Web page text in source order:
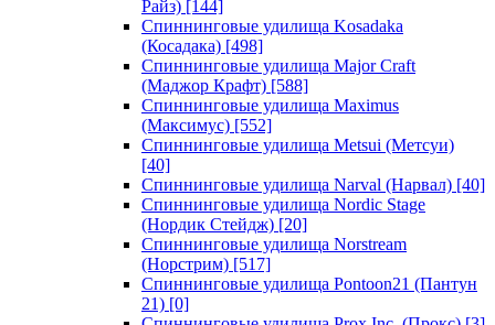
Райз) [144]
Спиннинговые удилища Kosadaka
(Косадака) [498]
Спиннинговые удилища Major Craft
(Маджор Крафт) [588]
Спиннинговые удилища Maximus
(Максимус) [552]
Спиннинговые удилища Metsui (Метсуи)
[40]
Спиннинговые удилища Narval (Нарвал) [40]
Спиннинговые удилища Nordic Stage
(Нордик Стейдж) [20]
Спиннинговые удилища Norstream
(Норстрим) [517]
Спиннинговые удилища Pontoon21 (Пантун
21) [0]